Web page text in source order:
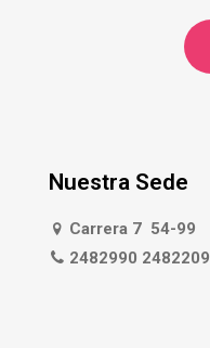
Nuestra Sede
Carrera 7 54-99
2482990 2482209